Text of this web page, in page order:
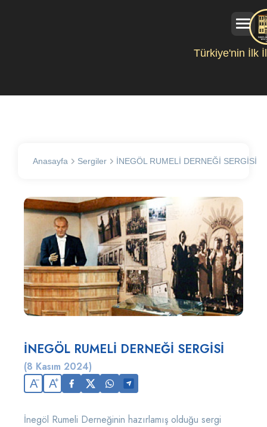
Türkiye'nin İlk
Anasayfa Sergiler İNEGÖL RUMELİ DERNEĞİ SERGİSİ
İNEGÖL RUMELİ DERNEĞİ SERGİSİ
(8 Kasım 2024)
A A
İnegöl Rumeli Derneğinin hazırlamış olduğu sergi